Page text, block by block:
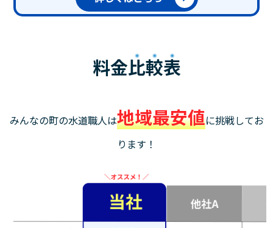
料金比較表
みんなの町の水道職人は地域最安値に挑戦してお
ります！